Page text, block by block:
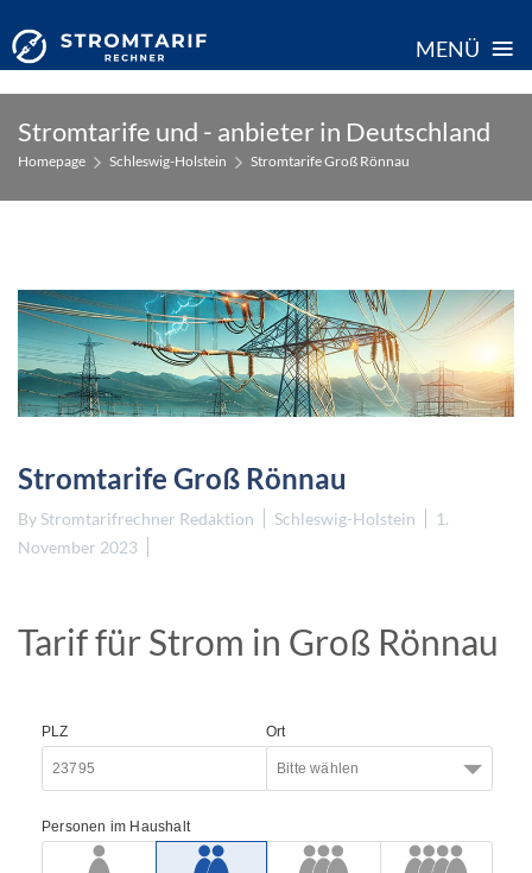
MENÜ ≡
content
Stromtarife und - anbieter in Deutschland
Homepage Schleswig-Holstein Stromtarife Groß Rönnau
Stromtarife Groß Rönnau
By Stromtarifrechner Redaktion Schleswig-Holstein
1.
November 2023
Tarif für Strom in Groß Rönnau